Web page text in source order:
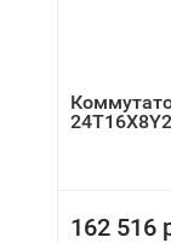
162 516